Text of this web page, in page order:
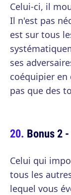
Celui-ci, il
Il n'est pas
est sur tous
ses
coéquipier en
pas que des
Bonus 2
Celui qui
tous les
lequel vous